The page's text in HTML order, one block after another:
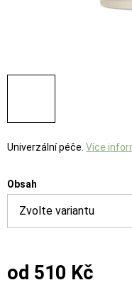
Univerzální péče. Více
Obsah
od 510 Kč